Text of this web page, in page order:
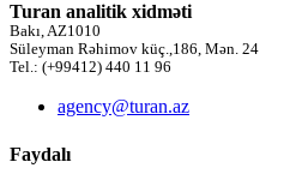
Turan analitik xidməti
Bakı, AZ1010
Süleyman Rəhimov küç.,186, Mən. 24
Tel.: (+99412) 440 11 96
agency@turan.az
Faydalı